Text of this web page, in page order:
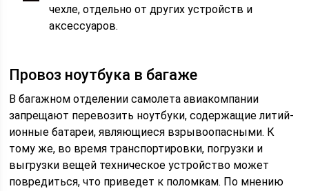
чехле, отдельно от других устройств и
аксессуаров.
Провоз ноутбука в багаже
В багажном отделении самолета авиакомпании
запрещают перевозить ноутбуки, содержащие литий-
ионные батареи, являющиеся взрывоопасными. К
тому же, во время транспортировки, погрузки и
выгрузки вещей техническое устройство может
повредиться, что приведет к поломкам. По мнению